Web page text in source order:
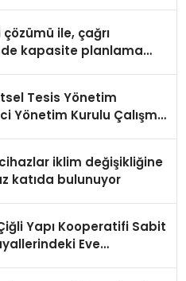
çözümü ile, çağrı
kapasite planlama
Tesis Yönetim
Yönetim Kurulu Çalışma
iklim değişikliğine
katıda bulunuyor
Yapı Kooperatifi Sabit
Eve